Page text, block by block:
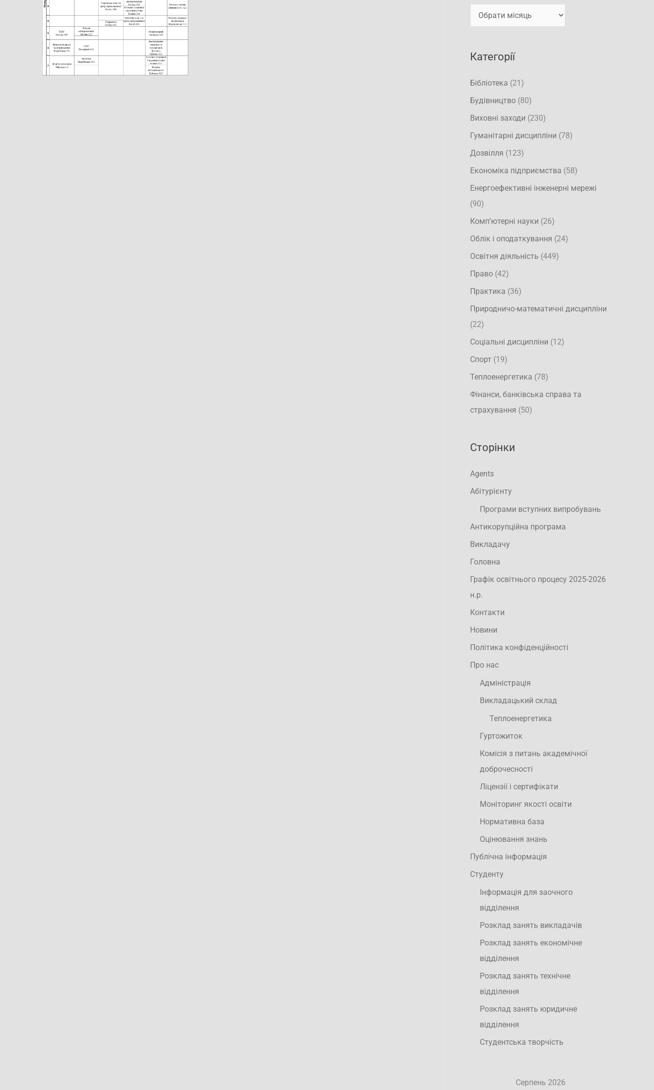
т
Категорії
Бібліотека (21)
Будівництво (80)
Виховні заходи (230)
Гуманітарні дисципліни (78)
Дозвілля (123)
Економіка підприємства (58)
Енергоефективні інженерні мережі
(90)
Комп'ютерні науки (26)
Облік і оподаткування (24)
Освітня діяльність (449)
Право (42)
Практика (36)
Природничо-математичні дисципліни
(22)
Соціальні дисципліни (12)
Спорт (19)
Теплоенергетика (78)
Фінанси, банківська справа та
страхування (50)
Сторінки
Agents
Абітурієнту
Програми вступних випробувань
Антикорупційна програма
Викладачу
Головна
Графік освітнього процесу 2025-2026
н.р.
Контакти
Новини
Політика конфіденційності
Про нас
Адміністрація
Викладацький склад
Теплоенергетика
Гуртожиток
Комісія з питань академічної
доброчесності
Ліцензії і сертифікати
Моніторинг якості освіти
Нормативна база
Оцінювання знань
Публічна інформація
Студенту
Інформація для заочного
відділення
Розклад занять викладачів
Розклад занять економічне
відділення
Розклад занять технічне
відділення
Розклад занять юридичне
відділення
Студентська творчість
Серпень 2026